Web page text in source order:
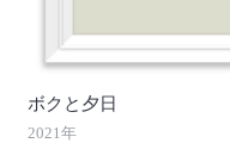
ボクと夕日
2021年